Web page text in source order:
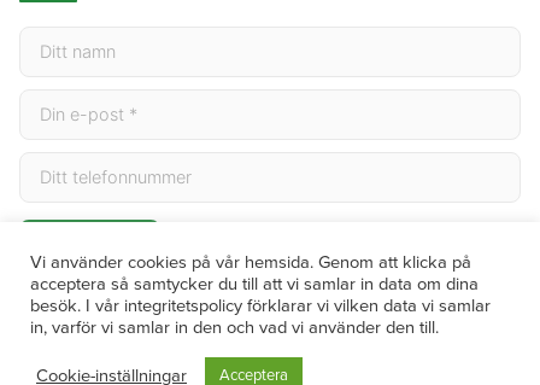
© 2026 Villanytt. Alla rättigheter förbehållna. | Org.nr 559119-7719
IntegritetspolicyKöpvillkor
Vi använder cookies på vår hemsida. Genom att klicka på
acceptera så samtycker du till att vi samlar in data om dina
besök. I vår integritetspolicy förklarar vi vilken data vi samlar
in, varför vi samlar in den och vad vi använder den till.
Cookie-inställningar Acceptera